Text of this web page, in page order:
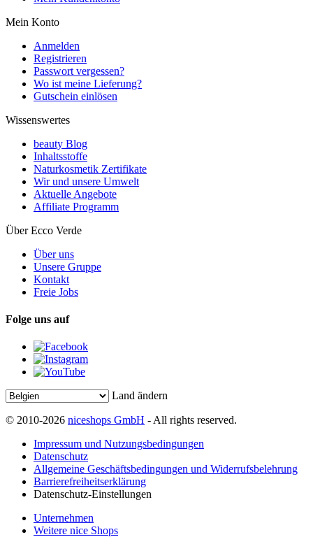
Mein Konto
Anmelden
Registrieren
Passwort vergessen?
Wo ist meine Lieferung?
Gutschein einlösen
Wissenswertes
beauty Blog
Inhaltsstoffe
Naturkosmetik Zertifikate
Wir und unsere Umwelt
Aktuelle Angebote
Affiliate Programm
Über Ecco Verde
Über uns
Unsere Gruppe
Kontakt
Freie Jobs
Folge uns auf
Land ändern
© 2010-2026 niceshops GmbH - All rights reserved.
Impressum und Nutzungsbedingungen
Datenschutz
Allgemeine Geschäftsbedingungen und Widerrufsbelehrung
Barrierefreiheitserklärung
Datenschutz-Einstellungen
Unternehmen
Weitere nice Shops